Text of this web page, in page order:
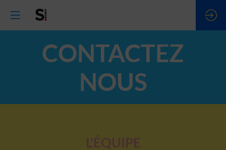
CONTACTEZ
NOUS
L'ÉQUIPE